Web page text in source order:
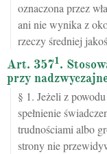
oznaczona przez
ani nie wynika z
rzeczy średniej
Art. 3571.
przy
§ 1. Jeżeli z
spełnienie
trudnościami albo
strony nie